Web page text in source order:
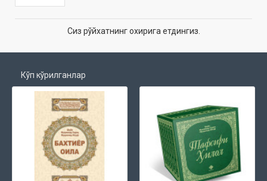
Сиз рўйхатнинг охирига етдингиз.
Кўп кўрилганлар